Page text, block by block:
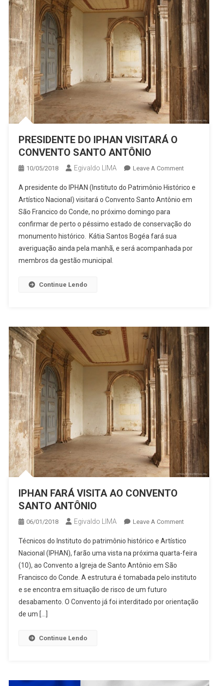
PRESIDENTE DO IPHAN VISITARÁ O
CONVENTO SANTO ANTÔNIO
10/05/2018 Egivaldo LIMA Leave A CommentOn
DO
IPHAN
O
SANTO
A presidente do IPHAN (Instituto do Patrimônio Histórico e
Artístico Nacional) visitará o Convento Santo Antônio em
São Francico do Conde, no próximo domingo para
confirmar de perto o péssimo estado de conservação do
monumento histórico. Kátia Santos Bogéa fará sua
averiguação ainda pela manhã, e será acompanhada por
membros da gestão municipal.
Continue Lendo
IPHAN FARÁ VISITA AO CONVENTO
SANTO ANTÔNIO
06/01/2018 Egivaldo LIMA Leave A CommentOn
FARÁ
VISITA
CONVENTO
ANTÔNIO
Técnicos do Instituto do patrimônio histórico e Artístico
Nacional (IPHAN), farão uma vista na próxima quarta-feira
(10), ao Convento a Igreja de Santo Antônio em São
Francisco do Conde. A estrutura é tomabada pelo instituto
e se encontra em situação de risco de um futuro
desabamento. O Convento já foi interditado por orientação
de um […]
Continue Lendo